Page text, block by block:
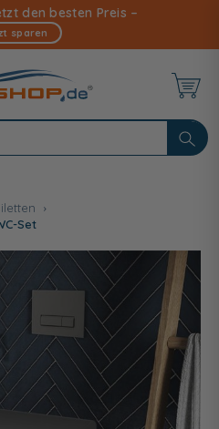
den besten Preis –
sparen
Set